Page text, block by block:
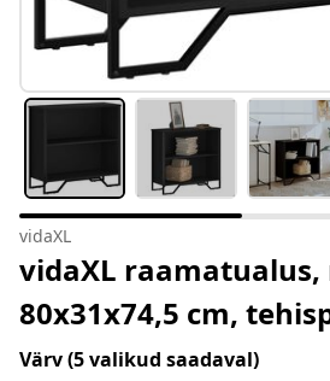
vidaXL
vidaXL raamatualus,
80x31x74,5 cm,
Värv(5 valikud saadaval)